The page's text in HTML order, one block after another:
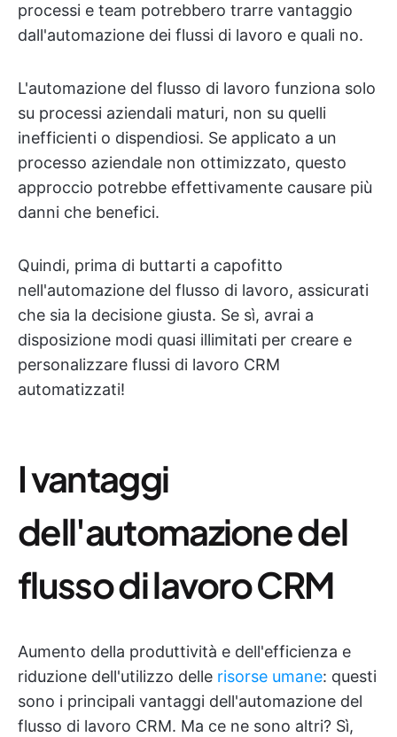
processi e team potrebbero trarre vantaggio
dall'automazione dei flussi di lavoro e quali no.
L'automazione del flusso di lavoro funziona solo
su processi aziendali maturi, non su quelli
inefficienti o dispendiosi. Se applicato a un
processo aziendale non ottimizzato, questo
approccio potrebbe effettivamente causare più
danni che benefici.
Quindi, prima di buttarti a capofitto
nell'automazione del flusso di lavoro, assicurati
che sia la decisione giusta. Se sì, avrai a
disposizione modi quasi illimitati per creare e
personalizzare flussi di lavoro CRM
automatizzati!
I vantaggi
dell'automazione del
flusso di lavoro CRM
Aumento della produttività e dell'efficienza e
riduzione dell'utilizzo delle risorse umane: questi
sono i principali vantaggi dell'automazione del
flusso di lavoro CRM. Ma ce ne sono altri? Sì,